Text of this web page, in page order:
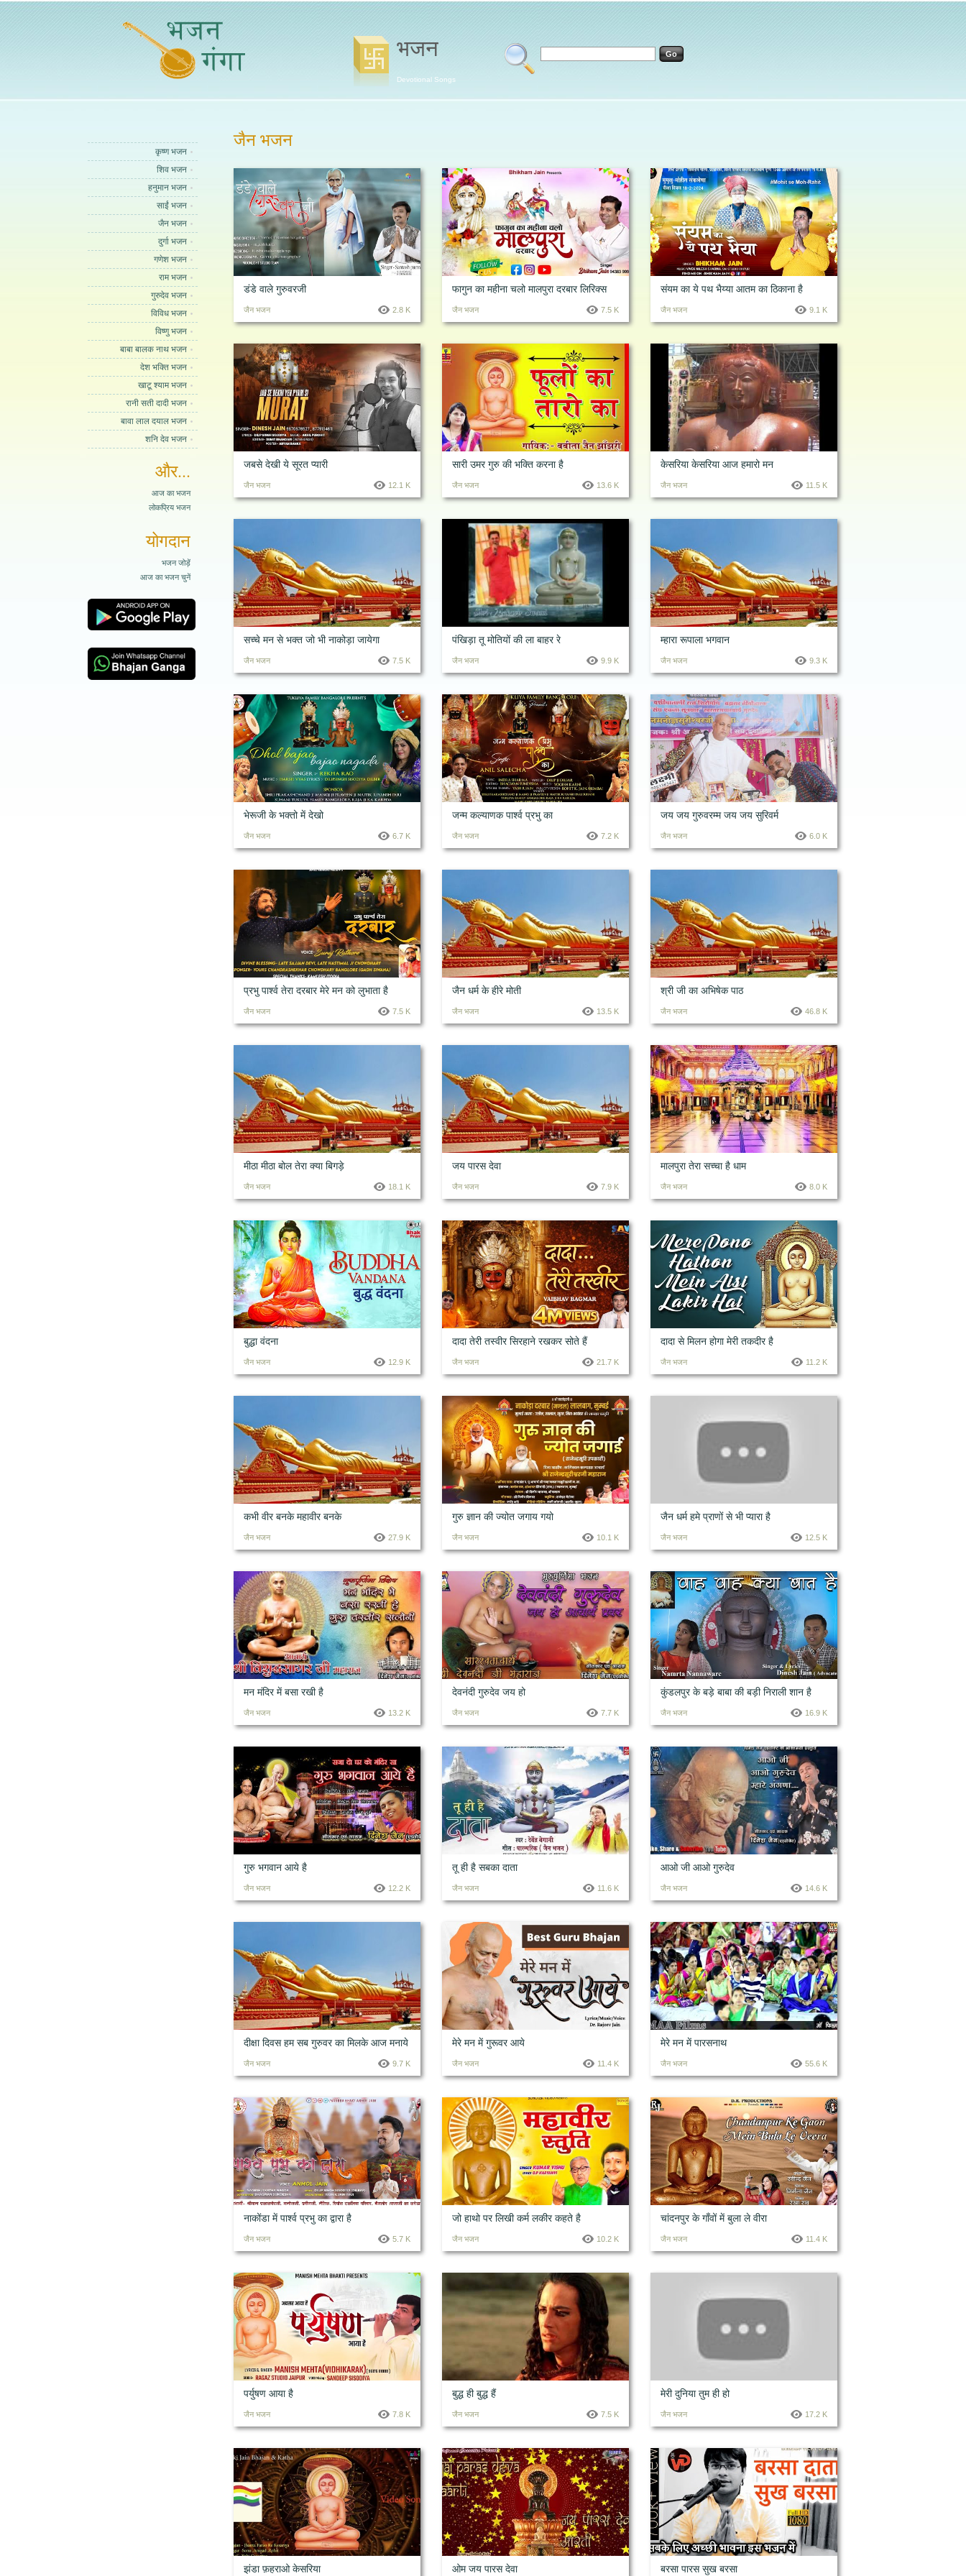
भजन
Devotional Songs
कृष्ण भजन
शिव भजन
हनुमान भजन
साईं भजन
जैन भजन
दुर्गा भजन
गणेश भजन
राम भजन
गुरुदेव भजन
विविध भजन
विष्णु भजन
बाबा बालक नाथ भजन
देश भक्ति भजन
खाटू श्याम भजन
रानी सती दादी भजन
बावा लाल दयाल भजन
शनि देव भजन
और...
आज का भजन
लोकप्रिय भजन
योगदान
भजन जोड़ें
आज का भजन चुनें
जैन भजन
डंडे वाले गुरुवरजी
जैन भजन 2.8 K
फागुन का महीना चलो मालपुरा दरबार लिरिक्स
जैन भजन 7.5 K
संयम का ये पथ भैय्या आतम का ठिकाना है
जैन भजन 9.1 K
जबसे देखी ये सूरत प्यारी
जैन भजन 12.1 K
सारी उमर गुरु की भक्ति करना है
जैन भजन 13.6 K
केसरिया केसरिया आज हमारो मन
जैन भजन 11.5 K
सच्चे मन से भक्त जो भी नाकोड़ा जायेगा
जैन भजन 7.5 K
पंखिड़ा तू मोतियों की ला बाहर रे
जैन भजन 9.9 K
म्हारा रूपाला भगवान
जैन भजन 9.3 K
भेरूजी के भक्तो में देखो
जैन भजन 6.7 K
जन्म कल्याणक पार्श्व प्रभु का
जैन भजन 7.2 K
जय जय गुरुवरम्म जय जय सुरिवर्म
जैन भजन 6.0 K
प्रभु पार्श्व तेरा दरबार मेरे मन को लुभाता है
जैन भजन 7.5 K
जैन धर्म के हीरे मोती
जैन भजन 13.5 K
श्री जी का अभिषेक पाठ
जैन भजन 46.8 K
मीठा मीठा बोल तेरा क्या बिगड़े
जैन भजन 18.1 K
जय पारस देवा
जैन भजन 7.9 K
मालपुरा तेरा सच्चा है धाम
जैन भजन 8.0 K
बुद्धा वंदना
जैन भजन 12.9 K
दादा तेरी तस्वीर सिरहाने रखकर सोते हैं
जैन भजन 21.7 K
दादा से मिलन होगा मेरी तकदीर है
जैन भजन 11.2 K
कभी वीर बनके महावीर बनके
जैन भजन 27.9 K
गुरु ज्ञान की ज्योत जगाय गयो
जैन भजन 10.1 K
जैन धर्म हमे प्राणों से भी प्यारा है
जैन भजन 12.5 K
मन मंदिर में बसा रखी है
जैन भजन 13.2 K
देवनंदी गुरुदेव जय हो
जैन भजन 7.7 K
कुंडलपुर के बड़े बाबा की बड़ी निराली शान है
जैन भजन 16.9 K
गुरु भगवान आये है
जैन भजन 12.2 K
तू ही है सबका दाता
जैन भजन 11.6 K
आओ जी आओ गुरुदेव
जैन भजन 14.6 K
दीक्षा दिवस हम सब गुरुवर का मिलके आज मनाये
जैन भजन 9.7 K
मेरे मन में गुरूवर आये
जैन भजन 11.4 K
मेरे मन में पारसनाथ
जैन भजन 55.6 K
नाकोंडा में पार्श्व प्रभु का द्वारा है
जैन भजन 5.7 K
जो हाथो पर लिखी कर्म लकीर कहते है
जैन भजन 10.2 K
चांदनपुर के गाँवों में बुला ले वीरा
जैन भजन 11.4 K
पर्युषण आया है
जैन भजन 7.8 K
बुद्ध ही बुद्ध हैं
जैन भजन 7.5 K
मेरी दुनिया तुम ही हो
जैन भजन 17.2 K
झंडा फ़हराओ केसरिया ओम जय पारस देवा बरसा पारस सुख बरसा